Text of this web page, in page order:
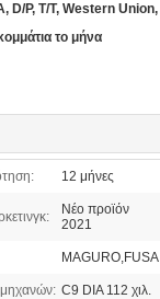
D/P, T/T, Western Union,
το μήνα
12 μήνες
Νέο προϊόν
2021
MAGURO,FUSA
C9 DIA 112 χιλ.